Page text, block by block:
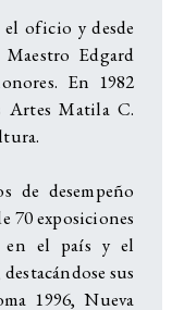
oficio y desde
Edgard
En 1982
Artes Matila C.
de desempeño
70 exposiciones
en el país y el
sus
1996, Nueva